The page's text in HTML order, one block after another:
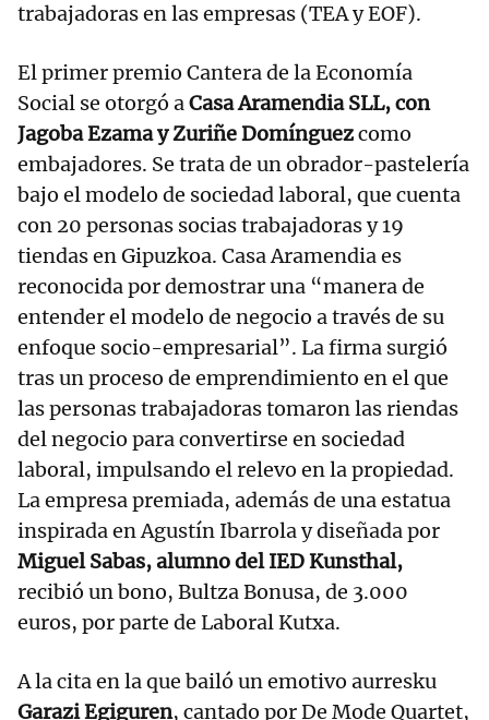
trabajadoras en las empresas (TEA y EOF).
El primer premio Cantera de la Economía
Social se otorgó aCasa Aramendia SLL, con
Jagoba Ezama y Zuriñe Domínguezcomo
embajadores. Se trata de un obrador-pastelería
bajo el modelo de sociedad laboral, que cuenta
con 20 personas socias trabajadoras y 19
tiendas en Gipuzkoa. Casa Aramendia es
reconocida por demostrar una “manera de
entender el modelo de negocio a través de su
enfoque socio-empresarial”. La firma surgió
tras un proceso de emprendimiento en el que
las personas trabajadoras tomaron las riendas
del negocio para convertirse en sociedad
laboral, impulsando el relevo en la propiedad.
La empresa premiada, además de una estatua
inspirada en Agustín Ibarrola y diseñada por
Miguel Sabas, alumno del IED Kunsthal,
recibió un bono, Bultza Bonusa, de 3.000
euros, por parte de Laboral Kutxa.
A la cita en la que bailó un emotivo aurresku
Garazi Egiguren, cantado por De Mode Quartet,